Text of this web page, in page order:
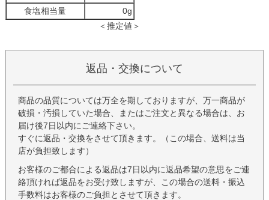
食塩相当量
0g
＜推定値＞
返品・交換について
商品の品質については万全を期しておりますが、万一商品が
破損・汚損していた場合、またはご注文と異なる場合は、お
届け後7日以内にご連絡下さい。
すぐに返品・交換をさせて頂きます。（この場合、送料は当
店が負担致します）
お客様のご都合による返品は7日以内に返品希望の意思をご連
絡頂ければ返品をお受け致しますが、この場合の送料・振込
手数料はお客様のご負担とさせて頂きます。